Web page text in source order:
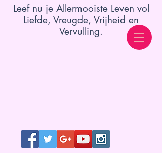
Leef nu je Allermooiste Leven vol
Liefde, Vreugde, Vrijheid en
Vervulling.